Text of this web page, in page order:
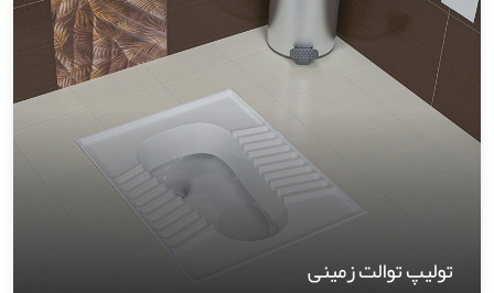
تولیپ توالت زمینی